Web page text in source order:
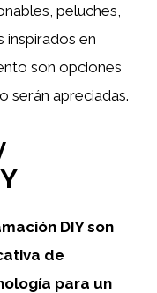
peluches,
inspirados en
son opciones
serán apreciadas.
DIY son
de
para un